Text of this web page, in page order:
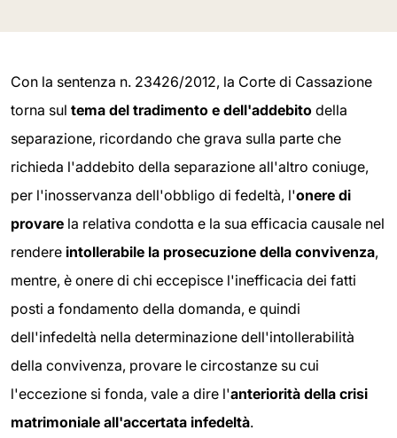
Con la sentenza n. 23426/2012, la Corte di Cassazione
torna sul tema del tradimento e dell'addebito della
separazione, ricordando che grava sulla parte che
richieda l'addebito della separazione all'altro coniuge,
per l'inosservanza dell'obbligo di fedeltà, l'onere di
provare la relativa condotta e la sua efficacia causale nel
rendere intollerabile la prosecuzione della convivenza,
mentre, è onere di chi eccepisce l'inefficacia dei fatti
posti a fondamento della domanda, e quindi
dell'infedeltà nella determinazione dell'intollerabilità
della convivenza, provare le circostanze su cui
l'eccezione si fonda, vale a dire l'anteriorità della crisi
matrimoniale all'accertata infedeltà.